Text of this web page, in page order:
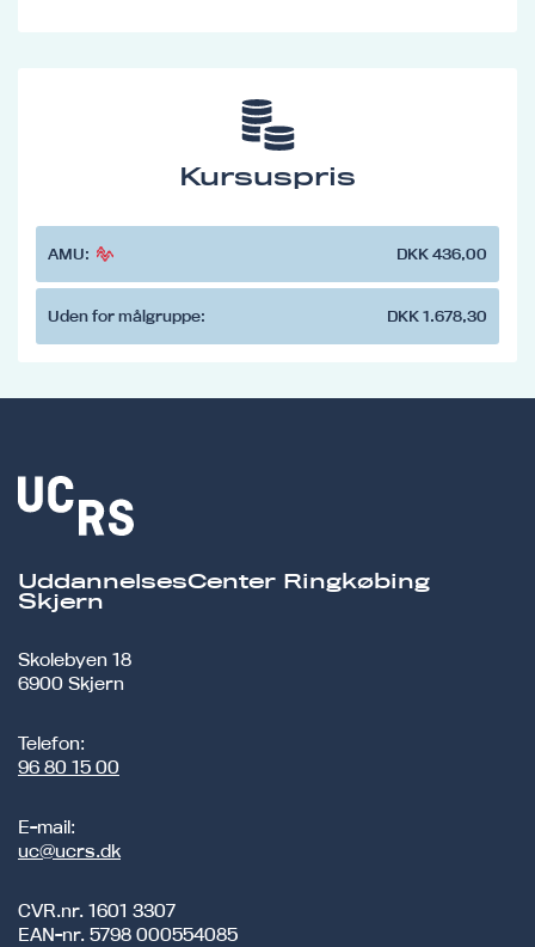
Kursuspris
AMU: DKK 436,00
Uden for målgruppe: DKK 1.678,30
UddannelsesCenter Ringkøbing
Skjern
Skolebyen 18
6900 Skjern
Telefon:
96 80 15 00
E-mail:
uc@ucrs.dk
CVR.nr. 1601 3307
EAN-nr. 5798 000554085